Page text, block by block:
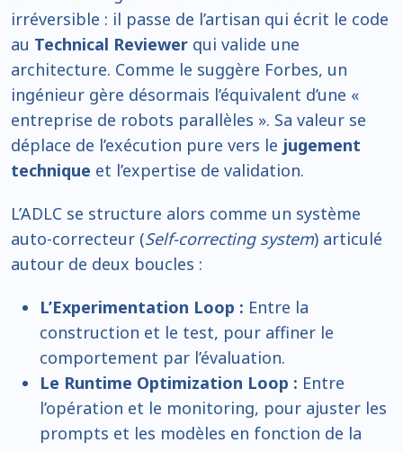
irréversible : il passe de l’artisan qui écrit le code
au Technical Reviewer qui valide une
architecture. Comme le suggère Forbes, un
ingénieur gère désormais l’équivalent d’une «
entreprise de robots parallèles ». Sa valeur se
déplace de l’exécution pure vers le jugement
technique et l’expertise de validation.
L’ADLC se structure alors comme un système
auto-correcteur (Self-correcting system) articulé
autour de deux boucles :
L’Experimentation Loop : Entre la
construction et le test, pour affiner le
comportement par l’évaluation.
Le Runtime Optimization Loop : Entre
l’opération et le monitoring, pour ajuster les
prompts et les modèles en fonction de la